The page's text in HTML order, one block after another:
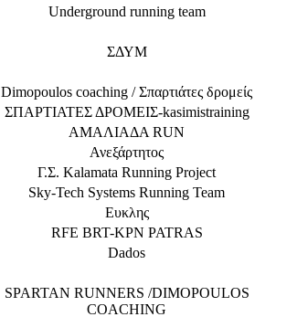
Underground running team
ΣΔΥΜ
Dimopoulos coaching / Σπαρτιάτες δρομείς
ΣΠΑΡΤΙΑΤΕΣ ΔΡΟΜΕΙΣ-kasimistraining
ΑΜΑΛΙΑΔΑ RUN
Ανεξάρτητος
Γ.Σ. Kalamata Running Project
Sky-Tech Systems Running Team
Ευκλης
RFE BRT-KPN PATRAS
Dados
SPARTAN RUNNERS /DIMOPOULOS
COACHING